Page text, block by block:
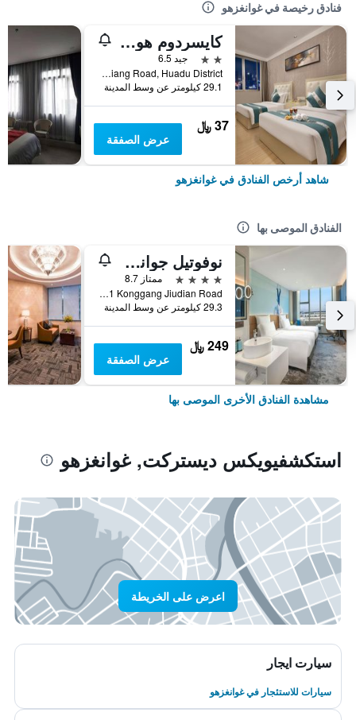
فنادق رخيصة في غوانغزهو
كايسردوم هوتل أيربورت برانش
2 نجمتين
جيد 6.5
No. 2 Shunxiang Road, Huadu District, غوانغزهو, الصين
29.1 كيلومتر عن وسط المدينة
37 ﷼
عرض الصفقة
شاهد أرخص الفنادق في غوانغزهو
الفنادق الموصى بها
نوفوتيل جوانجشو بايون أيربورت
4 نجوم
ممتاز 8.7
No 1 Konggang Jiudian Road, غوانغزهو, الصين
29.3 كيلومتر عن وسط المدينة
249 ﷼
عرض الصفقة
مشاهدة الفنادق الأخرى الموصى بها
استكشفيويكس ديستركت, غوانغزهو
اعرض على الخريطة
سيارت ايجار
سيارات للاستئجار في غوانغزهو